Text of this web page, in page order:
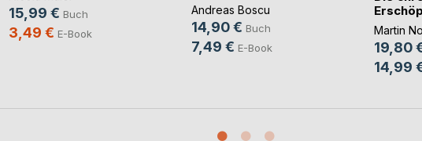
15,99 € Buch
3,49 € E-Book
Andreas Boscu
14,90 € Buch
7,49 € E-Book
Martin
19,80
14,99